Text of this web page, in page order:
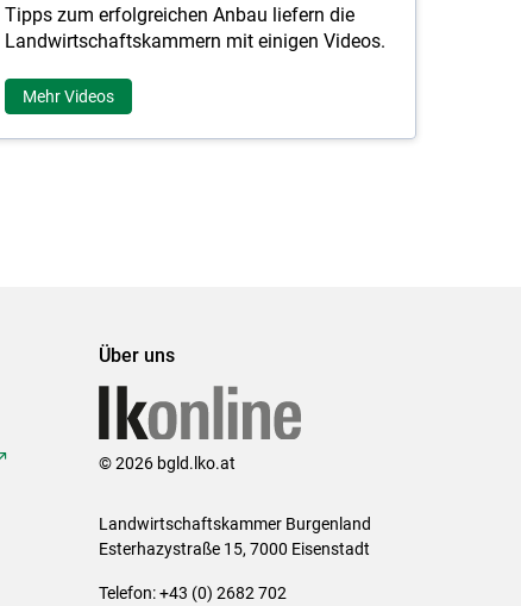
Mehr Videos
Tipps zum erfolgreichen Anbau liefern die
Landwirtschaftskammern mit einigen Videos.
Über uns
© 2026 bgld.lko.at
Landwirtschaftskammer Burgenland
Esterhazystraße 15, 7000 Eisenstadt
Telefon: +43 (0) 2682 702